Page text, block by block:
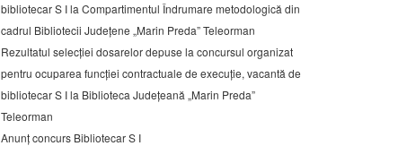
bibliotecar S I la Compartimentul Îndrumare metodologică din
cadrul Bibliotecii Județene „Marin Preda” Teleorman
Rezultatul selecției dosarelor depuse la concursul organizat
pentru ocuparea funcției contractuale de execuție, vacantă de
bibliotecar S I la Biblioteca Județeană „Marin Preda”
Teleorman
Anunț concurs Bibliotecar S I